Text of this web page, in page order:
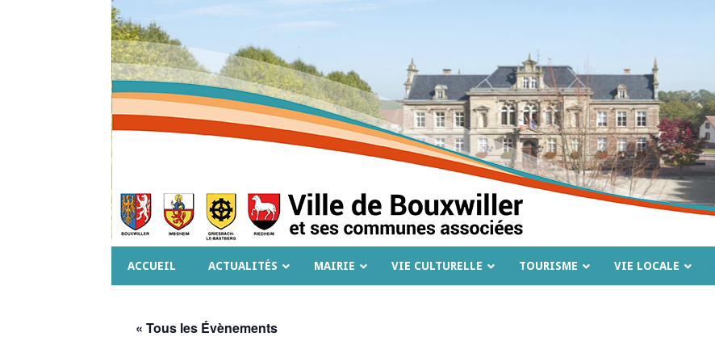
ACCUEIL ACTUALITÉS MAIRIE VIE CULTURELLE TOURISME VIE LOCALE
« Tous les Évènements